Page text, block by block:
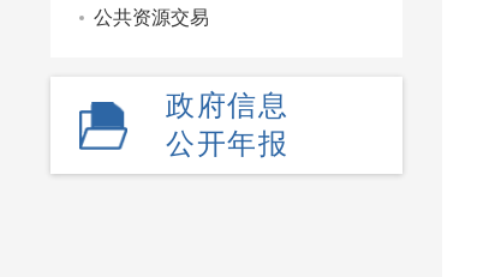
公共资源交易
政府信息
公开年报